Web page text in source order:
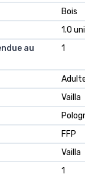
Bois
1.0
au
1
Vailla
FFP
Vailla
1